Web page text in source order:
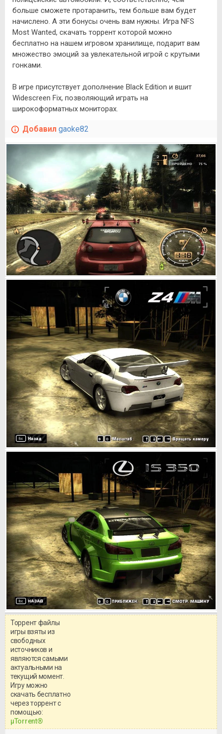
больше сможете протаранить, тем больше вам будет
начислено. А эти бонусы очень вам нужны. Игра NFS
Most Wanted, скачать торрент которой можно
бесплатно на нашем игровом хранилище, подарит вам
множество эмоций за увлекательной игрой с крутыми
гонками.
В игре присутствует дополнение Black Edition и вшит
Widescreen Fix, позволяющий играть на
широкоформатных мониторах.
Добавил gaoke82
системными требованиями и
Торрент файлы
игры взяты из
свободных
источников и
являются самыми
актуальными на
текущий момент.
Игру можно
скачать бесплатно
через торрент с
помощью:
μTorrent®